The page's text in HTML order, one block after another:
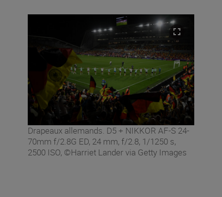
Drapeaux allemands. D5 + NIKKOR AF-S 24-
70mm f/2.8G ED, 24 mm, f/2.8, 1/1250 s,
2500 ISO, ©Harriet Lander via Getty Images